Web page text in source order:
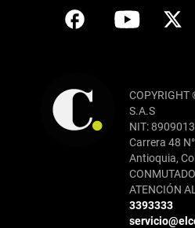
COPYRIGHT
S.A.S
NIT:
Carrera 48
Antioquia,
ATENCIÓN
3393333